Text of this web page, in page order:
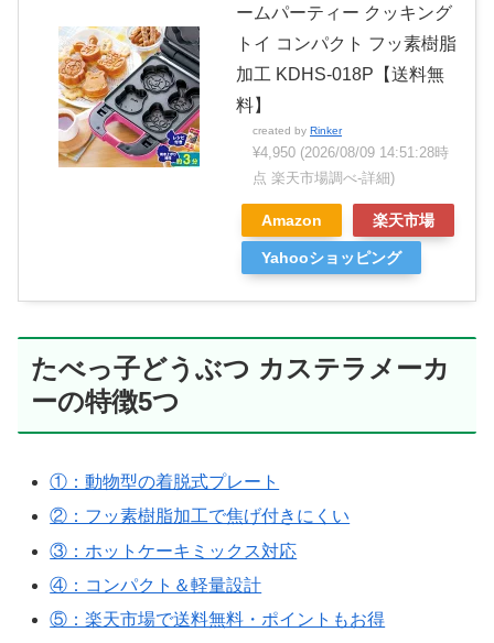
ームパーティー クッキング
トイ コンパクト フッ素樹脂
加工 KDHS-018P【送料無
料】
created by Rinker
¥4,950 (2026/08/09 14:51:28時
点 楽天市場調べ-詳細)
Amazon 楽天市場
Yahooショッピング
たべっ子どうぶつ カステラメーカ
ーの特徴5つ
①：動物型の着脱式プレート
②：フッ素樹脂加工で焦げ付きにくい
③：ホットケーキミックス対応
④：コンパクト＆軽量設計
⑤：楽天市場で送料無料・ポイントもお得